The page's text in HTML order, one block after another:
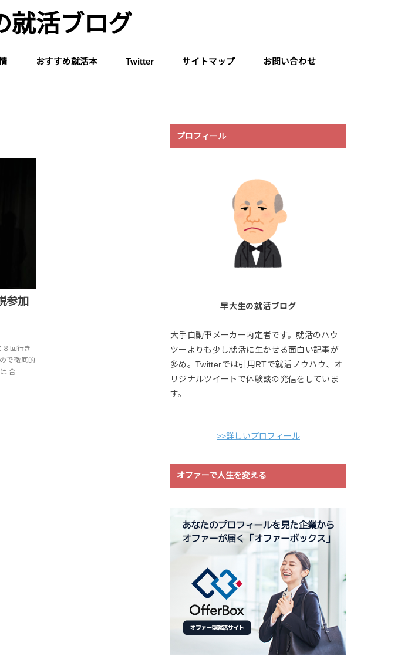
就活ブログ
おすすめ就活本 Twitter サイトマップ お問い合わせ
参加
回行き
で徹底的
合…
プロフィール
早大生の就活ブログ
大手自動車メーカー内定者です。就活のハウ
ツーよりも少し就活に生かせる面白い記事が
多め。Twitterでは引用RTで就活ノウハウ、オ
リジナルツイートで体験談の発信をしていま
す。
>>詳しいプロフィール
オファーで人生を変える